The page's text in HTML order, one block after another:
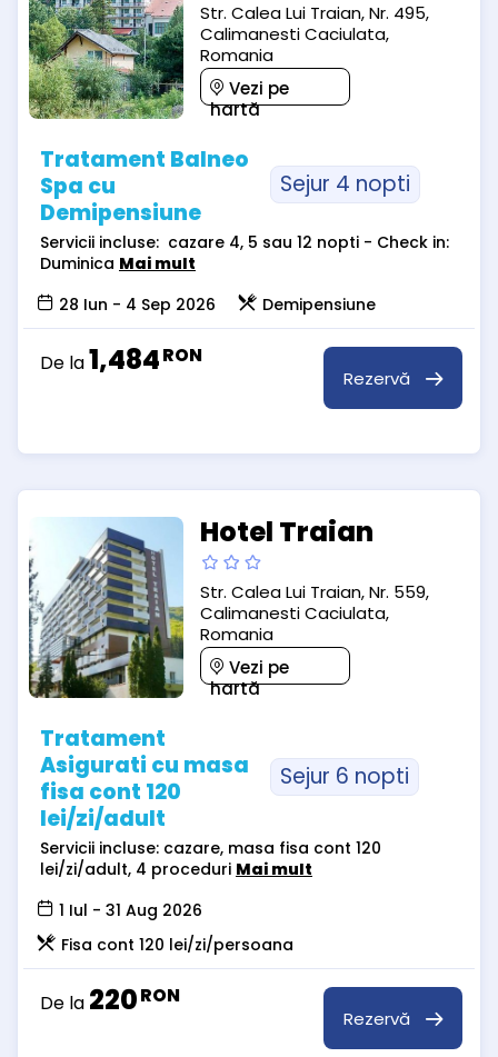
Str. Calea Lui Traian, Nr. 495,
Calimanesti Caciulata,
Romania
Vezi pe
hartă
Tratament Balneo
Spa cu
Demipensiune
Sejur 4 nopti
Servicii incluse: cazare 4, 5 sau 12 nopti - Check in:
Duminica Mai mult
28 Iun - 4 Sep 2026
Demipensiune
De la1,484RON
Rezervă
Hotel Traian
Str. Calea Lui Traian, Nr. 559,
Calimanesti Caciulata,
Romania
Vezi pe
hartă
Tratament
Asigurati cu masa
fisa cont 120
lei/zi/adult
Sejur 6 nopti
Servicii incluse: cazare, masa fisa cont 120
lei/zi/adult, 4 proceduri Mai mult
1 Iul - 31 Aug 2026
Fisa cont 120 lei/zi/persoana
De la 220RON
Rezervă